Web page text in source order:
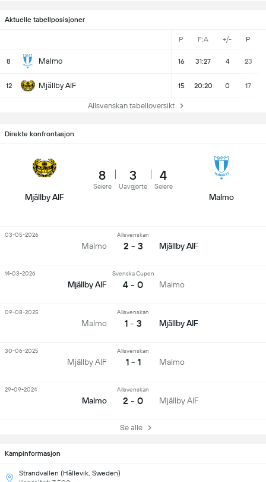
Aktuelle tabellposisjoner
P F:A +/- P
8 Malmo 16 31:27 4 23
12 Mjällby AIF 15 20:20 0 17
Allsvenskan tabelloversikt
Kampinformasjon
Strandvallen (Hällevik, Sweden)
Direkte konfrontasjon
Mjällby AIF
8
Seiere
3
Uavgjorte
4
Seiere
Malmo
Malmo
Allsvenskan
2 - 3 Mjällby AIF
03-05-2026
Mjällby AIF
Svenska Cupen
4 - 0 Malmo
14-03-2026
Malmo
Allsvenskan
1 - 3 Mjällby AIF
09-08-2025
Mjällby AIF
Allsvenskan
1 - 1 Malmo
30-06-2025
Malmo
Allsvenskan
2 - 0 Mjällby AIF
29-09-2024
Se alle